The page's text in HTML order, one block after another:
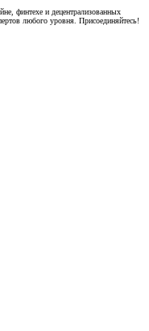
финтехе и децентрализованных
любого уровня. Присоединяйтесь!